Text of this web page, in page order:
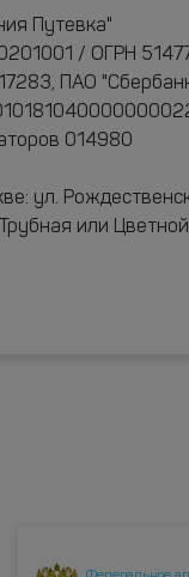
Путевка"
/ ОГРН
ПАО "Сбербанк
014980
ул.
или